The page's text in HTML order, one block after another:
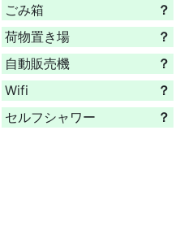
ごみ箱
？
荷物置き場
？
自動販売機
？
Wifi
？
セルフシャワー
？